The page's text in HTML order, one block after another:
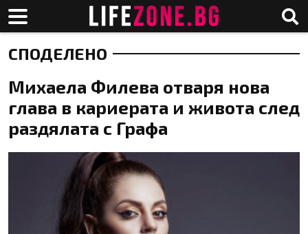
СПОДЕЛЕНО
Михаела Филева отваря нова
глава в кариерата и живота след
раздялата с Графа